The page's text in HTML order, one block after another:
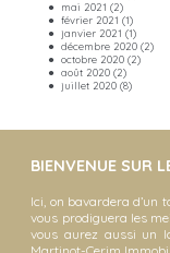
mai 2021 (2)
février 2021 (1)
janvier 2021 (1)
décembre 2020 (2)
octobre 2020 (2)
août 2020 (2)
juillet 2020 (8)
BIENVENUE SUR
Ici, on bavardera d’un
vous prodiguera les
vous aurez aussi un